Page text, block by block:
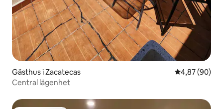
Gästhus i Zacatecas 4,87 av 5 i
4,87 (90)
Central lägenhet